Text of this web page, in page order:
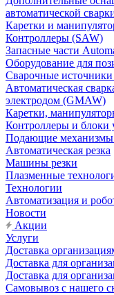
автоматической
Каретки и
Контроллеры (SAW)
Запасные части
Оборудование для
Сварочные
Автоматическая
электродом (GMAW)
Каретки,
Контроллеры и блоки
Подающие
Автоматическая резка
Машины резки
Плазменные
Технологии
Автоматизация и
Новости
Акции
Услуги
Доставка
Доставка для
Доставка для
Самовывоз с нашего